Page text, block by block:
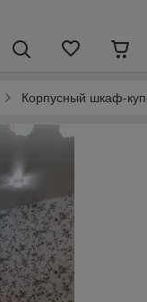
Корпусный шкаф-